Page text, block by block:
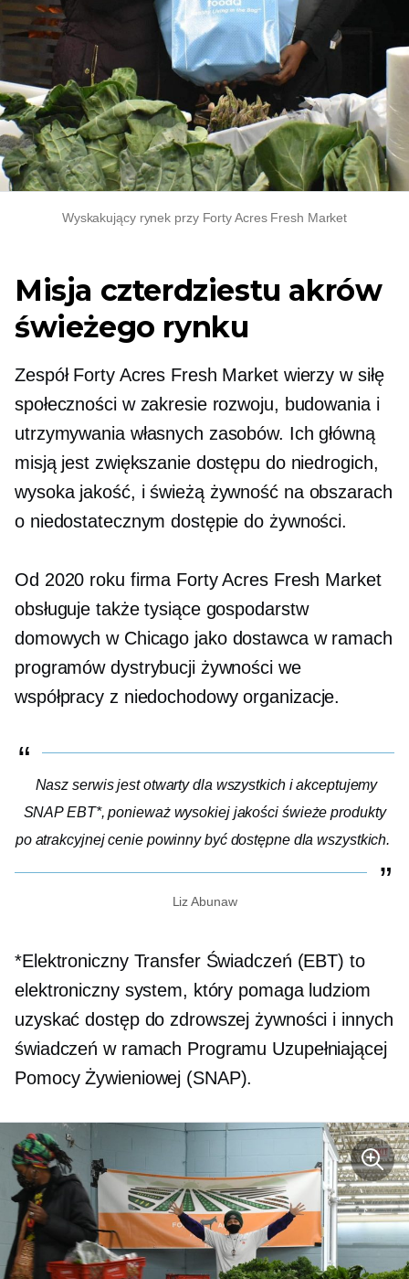
Wyskakujący rynek przy Forty Acres Fresh Market
Misja czterdziestu akrów
świeżego rynku
Zespół Forty Acres Fresh Market wierzy w siłę
społeczności w zakresie rozwoju, budowania i
utrzymywania własnych zasobów. Ich główną
misją jest zwiększanie dostępu do niedrogich,
wysoka jakość, i świeżą żywność na obszarach
o niedostatecznym dostępie do żywności.
Od 2020 roku firma Forty Acres Fresh Market
obsługuje także tysiące gospodarstw
domowych w Chicago jako dostawca w ramach
programów dystrybucji żywności we
współpracy z niedochodowyorganizacje.
Nasz serwis jest otwarty dla wszystkich i akceptujemy
SNAP EBT*, ponieważ wysokiej jakości świeże produkty
po atrakcyjnej cenie powinny być dostępne dla wszystkich.
Liz Abunaw
*Elektroniczny Transfer Świadczeń (EBT) to
elektroniczny system, który pomaga ludziom
uzyskać dostęp do zdrowszej żywności i innych
świadczeń w ramach Programu Uzupełniającej
Pomocy Żywieniowej (SNAP).